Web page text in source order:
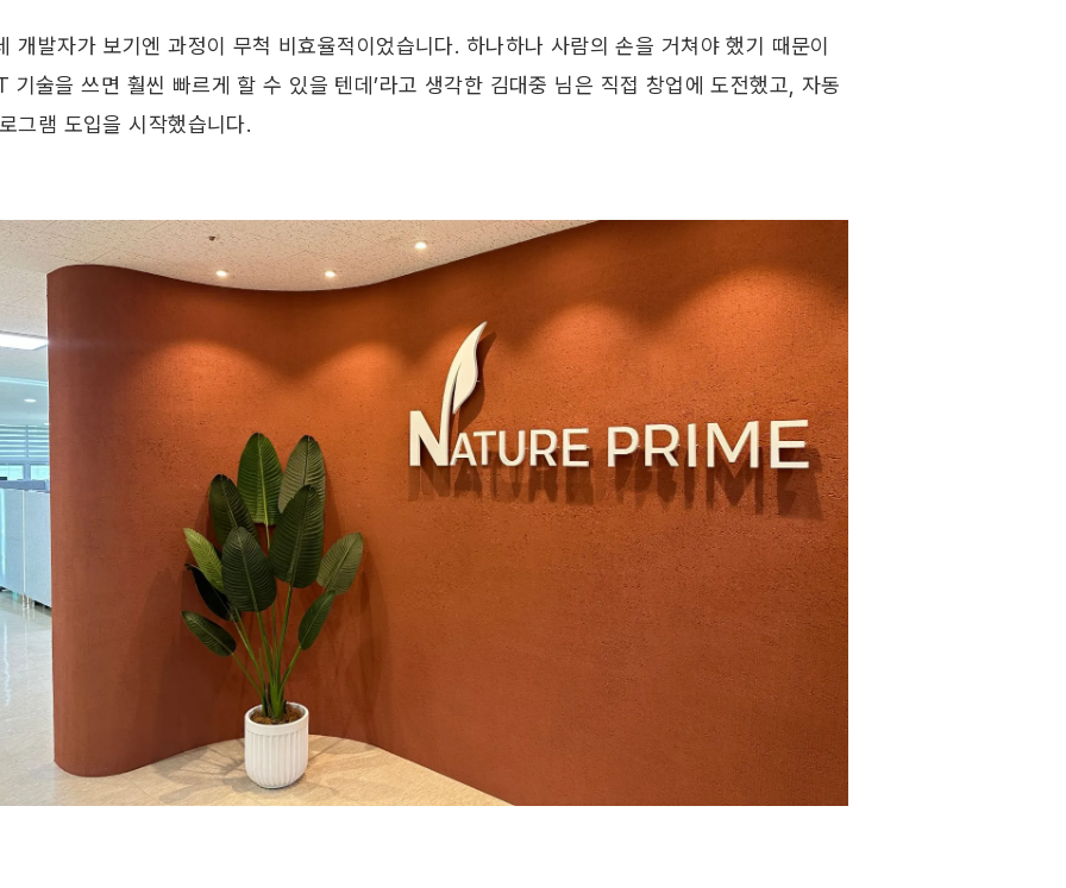
개발자가 보기엔 과정이 무척 비효율적이었습니다. 하나하나 사람의 손을 거쳐야 했기 때문이
기술을 쓰면 훨씬 빠르게 할 수 있을 텐데’라고 생각한 김대중 님은 직접 창업에 도전했고, 자동
그램 도입을 시작했습니다.